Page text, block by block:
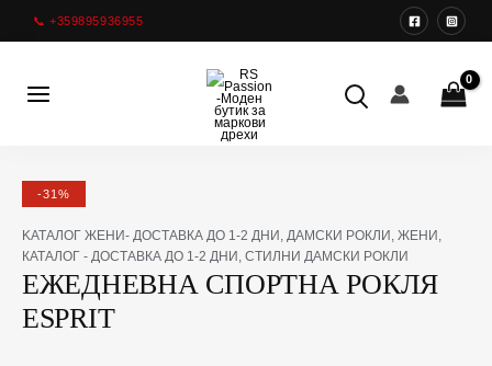
📞 +359895936955
Menu
-31%
KАТАЛОГ ЖЕНИ- ДОСТАВКА ДО 1-2 ДНИ , ДАМСКИ РОКЛИ , ЖЕНИ ,
КАТАЛОГ - ДОСТАВКА ДО 1-2 ДНИ , СТИЛНИ ДАМСКИ РОКЛИ
ЕЖЕДНЕВНА СПОРТНА РОКЛЯ
ESPRIT
Original
price
was:
39,99 €(78,21
лв.).
Текущата
цена
е:
27,61 €(54,00
лв.).
количество
за
ЕЖЕДНЕВНА
СПОРТНА
РОКЛЯ